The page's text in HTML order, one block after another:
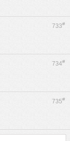
733#
734#
735#